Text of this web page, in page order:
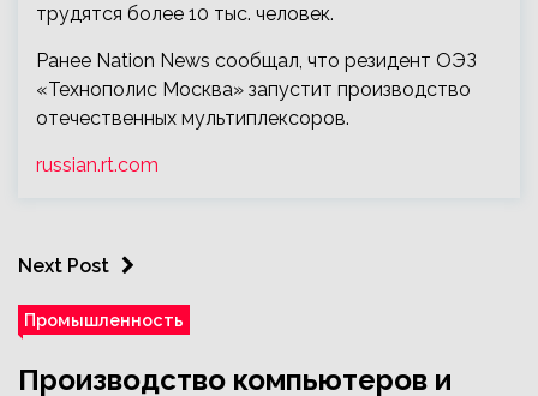
трудятся более 10 тыс. человек.
Ранее Nation News сообщал, что резидент ОЭЗ
«Технополис Москва» запустит производство
отечественных мультиплексоров.
russian.rt.com
Next Post
Промышленность
Производство компьютеров и